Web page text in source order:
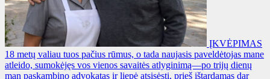
ĮKVĖPIMAS
18 metų valiau tuos pačius rūmus, o tada naujasis paveldėtojas mane
atleido, sumokėjęs vos vienos savaitės atlyginimą—po trijų dienų
man paskambino advokatas ir liepė atsisėsti, prieš ištardamas dar